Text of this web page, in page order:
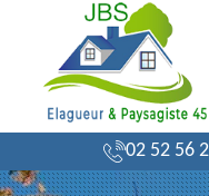
02 52 56